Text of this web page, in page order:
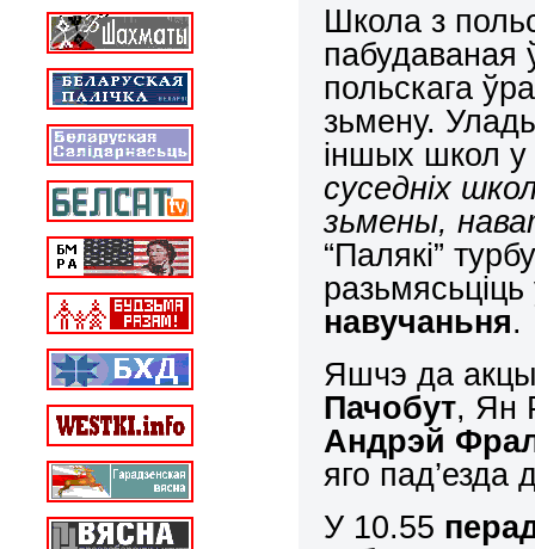
Школа з
пабудаваная
польскага
зьмену.
іншых школ у
суседніх
зьмены,
“Палякі”
навучаньня.
Яшчэ да
Пачобут, Ян
Андрэй
яго пад’езда
У 10.55